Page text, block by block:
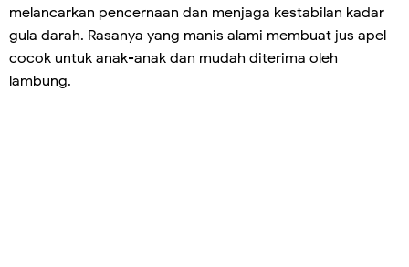
melancarkan pencernaan dan menjaga kestabilan kadar
gula darah. Rasanya yang manis alami membuat jus apel
cocok untuk anak-anak dan mudah diterima oleh
lambung.